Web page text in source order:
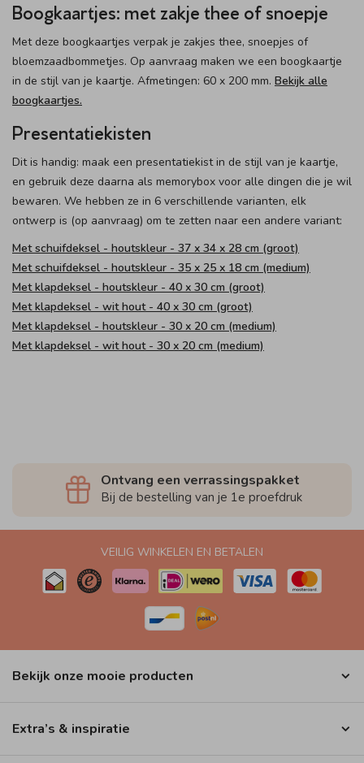
Boogkaartjes: met zakje thee of snoepje
Met deze boogkaartjes verpak je zakjes thee, snoepjes of
bloemzaadbommetjes. Op aanvraag maken we een boogkaartje
in de stijl van je kaartje. Afmetingen: 60 x 200 mm. Bekijk alle
boogkaartjes.
Presentatiekisten
Dit is handig: maak een presentatiekist in de stijl van je kaartje,
en gebruik deze daarna als memorybox voor alle dingen die je wil
bewaren. We hebben ze in 6 verschillende varianten, elk
ontwerp is (op aanvraag) om te zetten naar een andere variant:
Met schuifdeksel - houtskleur - 37 x 34 x 28 cm (groot)
Met schuifdeksel - houtskleur - 35 x 25 x 18 cm (medium)
Met klapdeksel - houtskleur - 40 x 30 cm (groot)
Met klapdeksel - wit hout - 40 x 30 cm (groot)
Met klapdeksel - houtskleur - 30 x 20 cm (medium)
Met klapdeksel - wit hout - 30 x 20 cm (medium)
Ontvang een verrassingspakket
Bij de bestelling van je 1e proefdruk
VEILIG WINKELEN EN BETALEN
Bekijk onze mooie producten
Extra’s & inspiratie